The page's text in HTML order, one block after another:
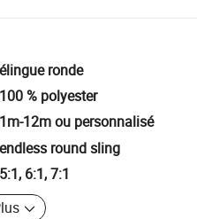
élingue ronde
100 % polyester
1m-12m ou personnalisé
endless round sling
5:1, 6:1, 7:1